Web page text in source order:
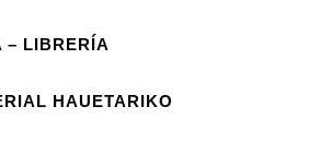
– LIBRERÍA
HAUETARIKO